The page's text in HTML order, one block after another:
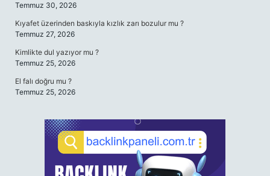
Temmuz 30, 2026
Kıyafet üzerinden baskıyla kızlık zarı bozulur mu ?
Temmuz 27, 2026
Kimlikte dul yazıyor mu ?
Temmuz 25, 2026
El falı doğru mu ?
Temmuz 25, 2026